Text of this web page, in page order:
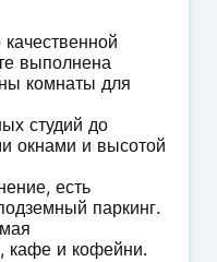
выполнена
комнаты для
студий до
окнами и высотой
есть
паркинг.
кафе и кофейни.